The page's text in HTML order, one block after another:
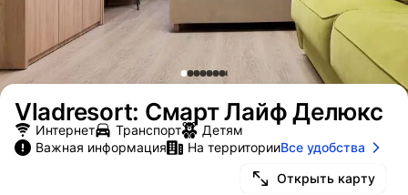
Vladresort: Смарт Лайф Делюкс
Открыть карту
Интернет Транспорт
Детям
Важная информация
На территорииВсе удобства